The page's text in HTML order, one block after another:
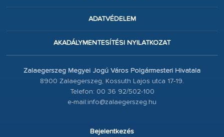
ADATVÉDELEM
AKADÁLYMENTESÍTÉSI NYILATKOZAT
Zalaegerszeg Megyei Jogú Város Polgármesteri Hivatala
8900 Zalaegerszeg, Kossuth Lajos utca 17-19.
Telefon: 00 36 92/502-100
e-mail:info@zalaegerszeg.hu
Bejelentkezés